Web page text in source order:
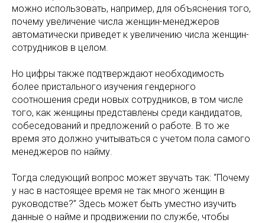
можно использовать, например, для объяснения того,
почему увеличение числа женщин-менеджеров
автоматически приведет к увеличению числа женщин-
сотрудников в целом.
Но цифры также подтверждают необходимость
более пристального изучения гендерного
соотношения среди новых сотрудников, в том числе
того, как женщины представлены среди кандидатов,
собеседований и предложений о работе. В то же
время это должно учитываться с учетом пола самого
менеджеров по найму.
Тогда следующий вопрос может звучать так: “Почему
у нас в настоящее время не так много женщин в
руководстве?” Здесь может быть уместно изучить
данные о найме и продвижении по службе, чтобы